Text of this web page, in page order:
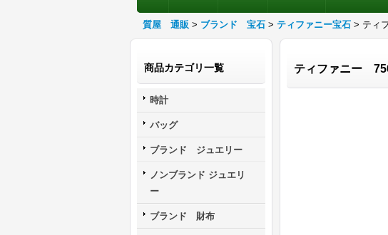
質屋 通販 > ブランド 宝石 > ティファニー宝石 > ティ
商品カテゴリ一覧
時計
バッグ
ブランド ジュエリー
ノンブランド ジュエリ
ー
ブランド 財布
ティファニー